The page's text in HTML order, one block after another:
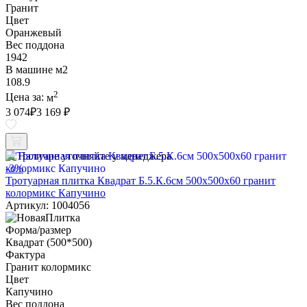
Гранит
Цвет
Оранжевый
Вес поддона
1942
В машине м2
108.9
Цена за: м2
3 074₽3 169 ₽
Наличие уточняйте у менеджера
-3%
Тротуарная плитка Квадрат Б.5.К.6см 500х500х60 гранит
колормикс Капучино
Артикул: 1004056
Форма/размер
Квадрат (500*500)
Фактура
Гранит колормикс
Цвет
Капучино
Вес поддона